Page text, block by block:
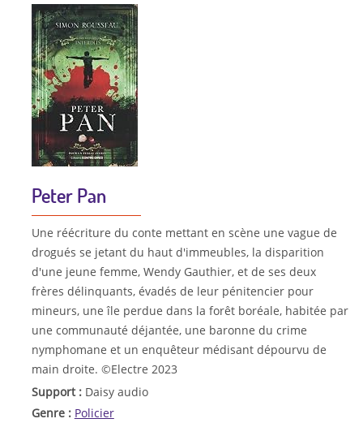
Peter Pan
Une réécriture du conte mettant en scène une vague de
drogués se jetant du haut d'immeubles, la disparition
d'une jeune femme, Wendy Gauthier, et de ses deux
frères délinquants, évadés de leur pénitencier pour
mineurs, une île perdue dans la forêt boréale, habitée par
une communauté déjantée, une baronne du crime
nymphomane et un enquêteur médisant dépourvu de
main droite. ©Electre 2023
Support : Daisy audio
Genre : Policier